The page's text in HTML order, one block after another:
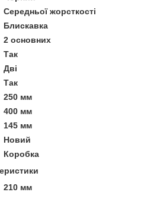
Середньої жорсткості
Блискавка
2 основних
Так
Дві
Так
250 мм
400 мм
145 мм
Новий
Коробка
210 мм